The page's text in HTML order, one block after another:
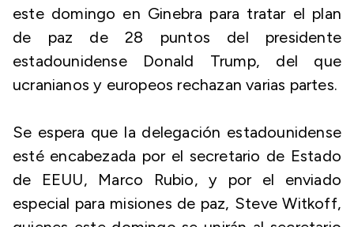
este domingo en Ginebra para tratar el plan
de paz de 28 puntos del presidente
estadounidense Donald Trump, del que
ucranianos y europeos rechazan varias partes.
Se espera que la delegación estadounidense
esté encabezada por el secretario de Estado
de EEUU, Marco Rubio, y por el enviado
especial para misiones de paz, Steve Witkoff,